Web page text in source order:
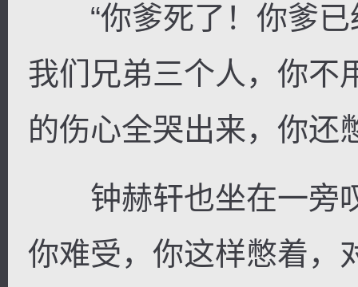
“你爹死了！你爹已
我们兄弟三个人，你不
的伤心全哭出来，你还
钟赫轩也坐在一旁叹
你难受，你这样憋着，